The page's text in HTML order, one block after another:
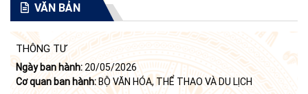
VĂN BẢN
THÔNG TƯ
Ngày ban hành: 20/05/2026
Cơ quan ban hành:BỘ VĂN HÓA, THỂ THAO VÀ DU LỊCH